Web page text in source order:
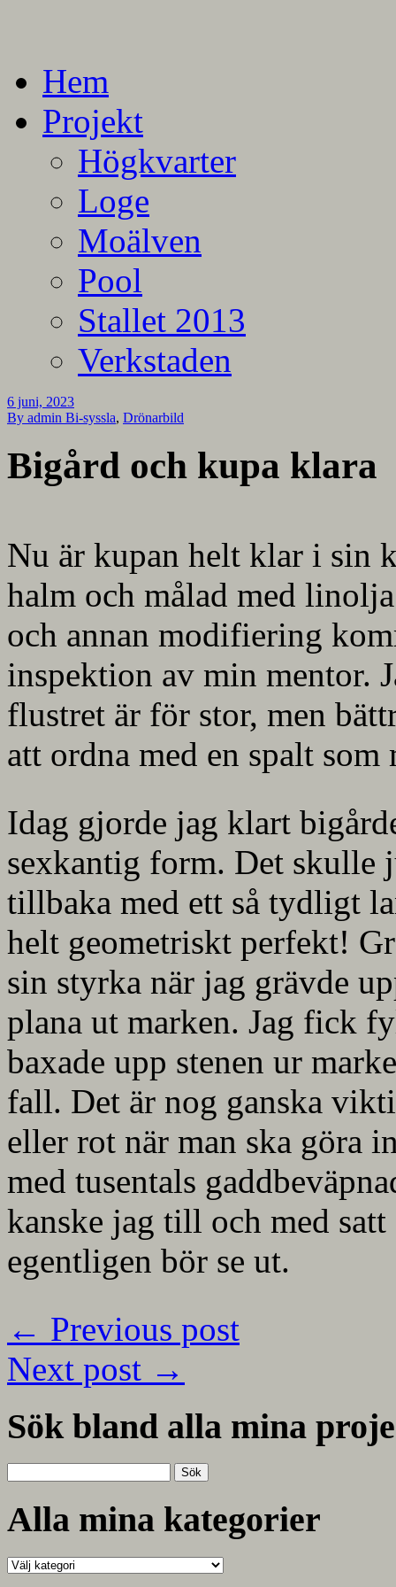
Hem
Projekt
Högkvarter
Loge
Moälven
Pool
Stallet 2013
Verkstaden
6 juni, 2023
By admin Bi-syssla, Drönarbild
Bigård och kupa klara
Nu är kupan helt klar i sin
halm och målad med
och annan modifiering
inspektion av min mentor.
flustret är för stor, men
att ordna med en spalt som
Idag gjorde jag klart
sexkantig form. Det skulle
tillbaka med ett så tydligt
helt geometriskt perfekt!
sin styrka när jag grävde
plana ut marken. Jag fick
baxade upp stenen ur
fall. Det är nog ganska
eller rot när man ska göra
med tusentals
kanske jag till och med
egentligen bör se ut.
← Previous post
Next post →
Sök bland alla mina
efter:
Alla mina kategorier
Alla